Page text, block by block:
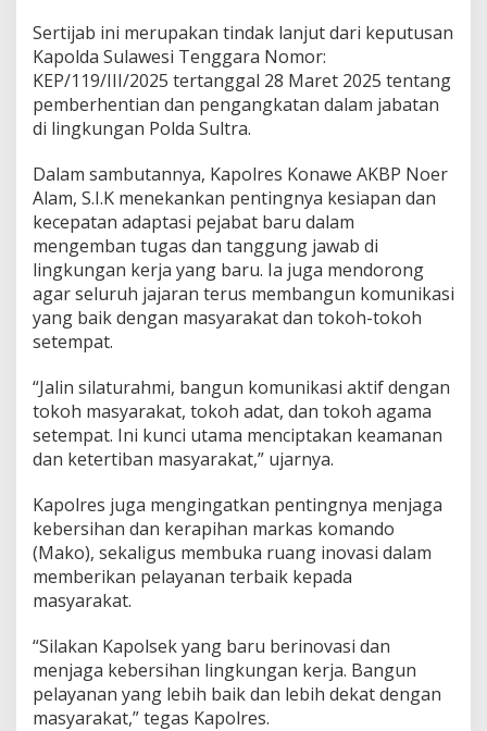
b
i
k
Sertijab ini merupakan tindak lanjut dari keputusan
Kapolda Sulawesi Tenggara Nomor:
KEP/119/III/2025 tertanggal 28 Maret 2025 tentang
pemberhentian dan pengangkatan dalam jabatan
di lingkungan Polda Sultra.
Dalam sambutannya, Kapolres Konawe AKBP Noer
Alam, S.I.K menekankan pentingnya kesiapan dan
kecepatan adaptasi pejabat baru dalam
mengemban tugas dan tanggung jawab di
lingkungan kerja yang baru. Ia juga mendorong
agar seluruh jajaran terus membangun komunikasi
yang baik dengan masyarakat dan tokoh-tokoh
setempat.
“Jalin silaturahmi, bangun komunikasi aktif dengan
tokoh masyarakat, tokoh adat, dan tokoh agama
setempat. Ini kunci utama menciptakan keamanan
dan ketertiban masyarakat,” ujarnya.
Kapolres juga mengingatkan pentingnya menjaga
kebersihan dan kerapihan markas komando
(Mako), sekaligus membuka ruang inovasi dalam
memberikan pelayanan terbaik kepada
masyarakat.
“Silakan Kapolsek yang baru berinovasi dan
menjaga kebersihan lingkungan kerja. Bangun
pelayanan yang lebih baik dan lebih dekat dengan
masyarakat,” tegas Kapolres.